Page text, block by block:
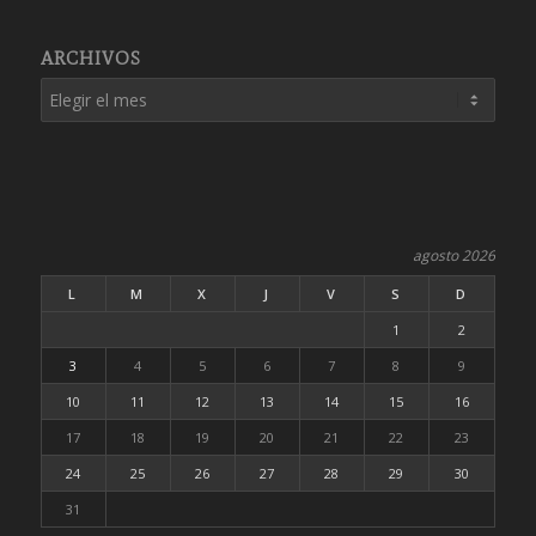
ARCHIVOS
agosto 2026
L M X J V S
D
1
2
3
4 5 6 7 8
9
10
11 12 13 14 15
16
17
18 19 20 21 22
23
24
25 26 27 28 29
30
31